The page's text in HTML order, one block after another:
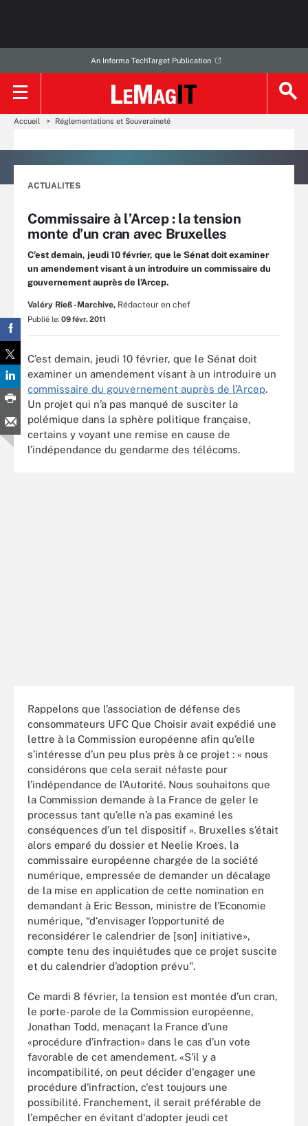
An Informa TechTarget Publication
Accueil Réglementations et Souveraineté
ACTUALITES
Commissaire à l’Arcep : la tension
monte d’un cran avec Bruxelles
C’est demain, jeudi 10 février, que le Sénat doit examiner
un amendement visant à un introduire un commissaire du
gouvernement auprès de l’Arcep.
Valéry Rieß-Marchive, Rédacteur en chef
Publié le: 09 févr. 2011
C’est demain, jeudi 10 février, que le Sénat doit
examiner un amendement visant à un introduire un
commissaire du gouvernement auprès de l’Arcep.
Un projet qui n’a pas manqué de susciter la
polémique dans la sphère politique française,
certains y voyant une remise en cause de
l’indépendance du gendarme des télécoms.
Rappelons que l’association de défense des
consommateurs UFC Que Choisir avait expédié une
lettre à la Commission européenne afin qu’elle
s’intéresse d’un peu plus près à ce projet : « nous
considérons que cela serait néfaste pour
l’indépendance de l’Autorité. Nous souhaitons que
la Commission demande à la France de geler le
processus tant qu’elle n’a pas examiné les
conséquences d’un tel dispositif ». Bruxelles s’était
alors emparé du dossier et Neelie Kroes, la
commissaire européenne chargée de la société
numérique, empressée de demander un décalage
de la mise en application de cette nomination en
demandant à Eric Besson, ministre de l’Economie
numérique, “d‘envisager l’opportunité de
reconsidérer le calendrier de [son] initiative»,
compte tenu des inquiétudes que ce projet suscite
et du calendrier d’adoption prévu".
Ce mardi 8 février, la tension est montée d’un cran,
le porte-parole de la Commission européenne,
Jonathan Todd, menaçant la France d’une
«procédure d’infraction» dans le cas d’un vote
favorable de cet amendement. «S'il y a
incompatibilité, on peut décider d'engager une
procédure d'infraction, c'est toujours une
possibilité. Franchement, il serait préférable de
l'empêcher en évitant d'adopter jeudi cet